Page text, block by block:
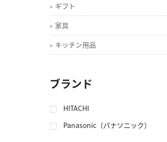
ギフト
家具
キッチン用品
ブランド
HITACHI
Panasonic（パナソニック）